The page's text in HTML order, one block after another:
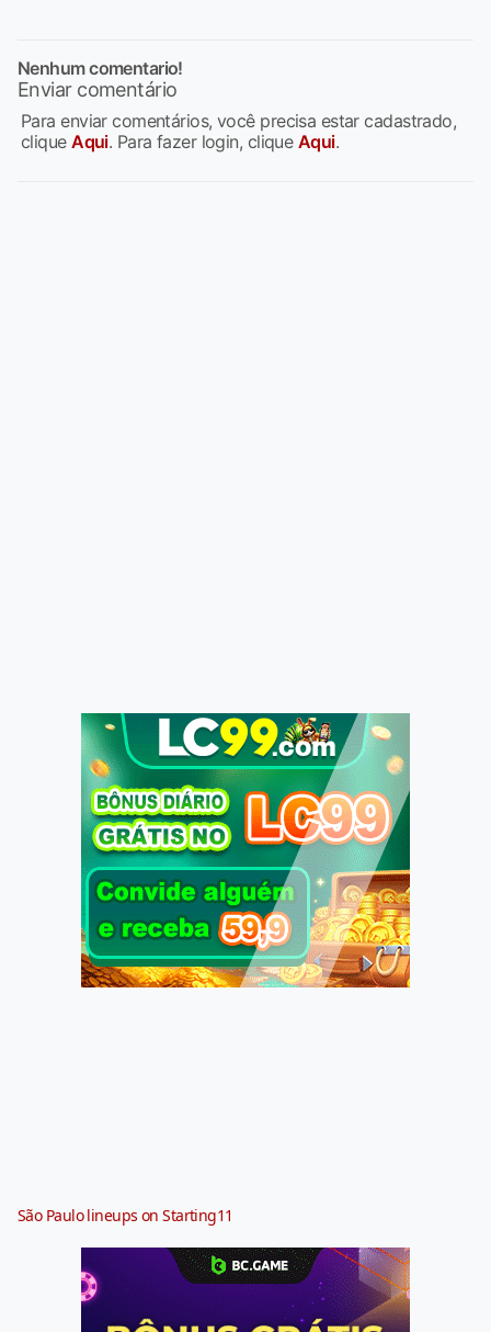
Nenhum comentario!
Enviar comentário
Para enviar comentários, você precisa estar cadastrado,
cliqueAqui. Para fazer login, clique Aqui.
São Paulo lineups on Starting11